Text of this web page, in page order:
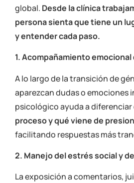
global. Desde la clínica
persona sienta que tiene un
y entender cada paso.
1. Acompañamiento
A lo largo de la transición de
aparezcan dudas o emociones
psicológico ayuda a diferenciar
proceso y qué viene de
facilitando respuestas más
2. Manejo del estrés social y
La exposición a comentarios,